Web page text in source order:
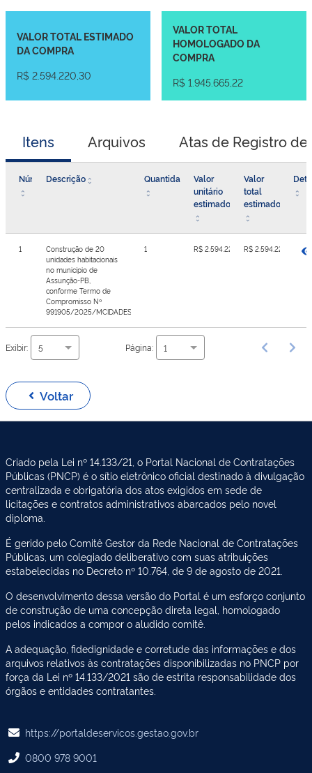
VALOR TOTAL ESTIMADO
DA COMPRA
R$ 2.594.220,30
VALOR TOTAL
HOMOLOGADO DA
COMPRA
R$ 1.945.665,22
Itens Arquivos Atas de Registro de
NúmeroDescrição Quantidade
Valor
unitário
estimado
Valor
total
estimado
1
Construção de 20
unidades habitacionais
no município de
Assunção-PB,
conforme Termo de
Compromisso Nº
991905/2025/MCIDADES/CAIXA
1 R$ 2.594.220,30R$ 2.594.220,30
Exibir: 5 Página: 1
Voltar
Criado pela Lei nº 14.133/21, o Portal Nacional de Contratações
Públicas (PNCP) é o sítio eletrônico oficial destinado à divulgação
centralizada e obrigatória dos atos exigidos em sede de
licitações e contratos administrativos abarcados pelo novel
diploma.
É gerido pelo Comitê Gestor da Rede Nacional de Contratações
Públicas, um colegiado deliberativo com suas atribuições
estabelecidas no Decreto nº 10.764, de 9 de agosto de 2021.
O desenvolvimento dessa versão do Portal é um esforço conjunto
de construção de uma concepção direta legal, homologado
pelos indicados a compor o aludido comitê.
A adequação, fidedignidade e corretude das informações e dos
arquivos relativos às contratações disponibilizadas no PNCP por
força da Lei nº 14.133/2021 são de estrita responsabilidade dos
órgãos e entidades contratantes.
https://portaldeservicos.gestao.gov.br
0800 978 9001